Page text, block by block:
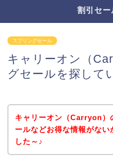
割引セー
スプリングセール
キャリーオン（
グセールを探して
キャリーオン（Carryon）
ールなどお得な情報がない
した～♪